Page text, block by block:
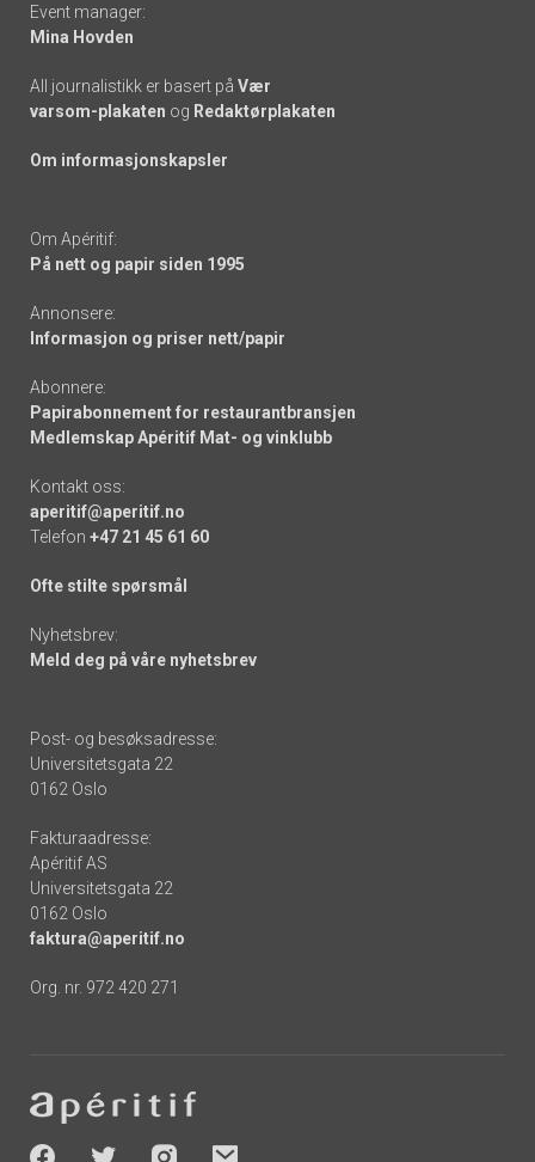
Event manager:
Mina Hovden
All journalistikk er basert på Vær
varsom-plakaten og Redaktørplakaten
Om informasjonskapsler
Om Apéritif:
På nett og papir siden 1995
Annonsere:
Informasjon og priser nett/papir
Abonnere:
Papirabonnement for restaurantbransjen
Medlemskap Apéritif Mat- og vinklubb
Kontakt oss:
aperitif@aperitif.no
Telefon +47 21 45 61 60
Ofte stilte spørsmål
Nyhetsbrev:
Meld deg på våre nyhetsbrev
Post- og besøksadresse:
Universitetsgata 22
0162 Oslo
Fakturaadresse:
Apéritif AS
Universitetsgata 22
0162 Oslo
faktura@aperitif.no
Org. nr. 972 420 271
-